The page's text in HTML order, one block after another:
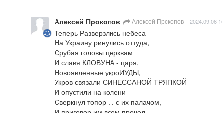
Алексей Прокопов Алексей Прокопов 2024.09.06
Теперь Разверзлись небеса
На Украину ринулись оттуда,
Срубая головы церквам
И славя КЛОВУНА - царя,
Новоявленные укроИУДЫ,
Укров связали СИНЕССАНОЙ ТРЯПКОЙ
И опустили на колени
Сверкнул топор ... с их палачом,